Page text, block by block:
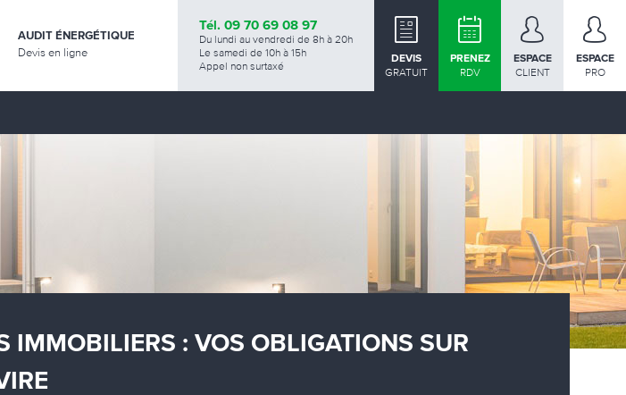
AUDIT ÉNERGÉTIQUE
Devis en ligne
Tél. 09 70 69 08 97
Du lundi au vendredi de 8h à 20h
Le samedi de 10h à 15h
Appel non surtaxé
DEVIS
GRATUIT
PRENEZ
RDV
ESPACE
CLIENT
ESPACE
PRO
IMMOBILIERS : VOS OBLIGATIONS SUR